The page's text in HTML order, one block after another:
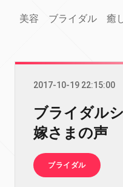
美容 ブライダル 癒
2017-10-19 22:15:00
ブライダル
嫁さまの声
ブライダル